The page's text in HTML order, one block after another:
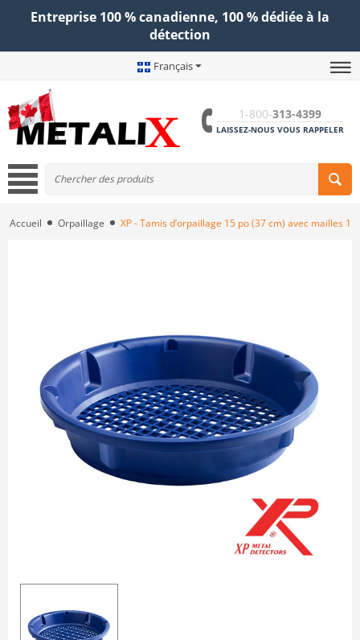
Entreprise 100 % canadienne, 100 % dédiée à la
détection
Français
1-800-313-4399
LAISSEZ-NOUS VOUS RAPPELER
Accueil Orpaillage XP - Tamis d’orpaillage 15 po (37 cm) avec mailles